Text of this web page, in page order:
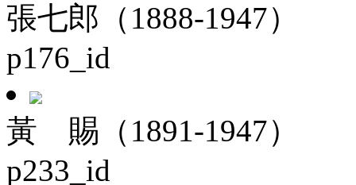
張七郎（1888-1947）
p176_id
黃 賜（1891-1947）
p233_id